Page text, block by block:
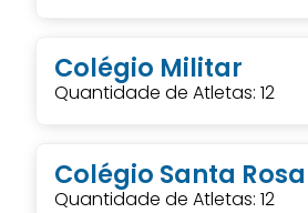
Colégio Militar
Quantidade de Atletas: 12
Colégio Santa
Quantidade de Atletas: 12